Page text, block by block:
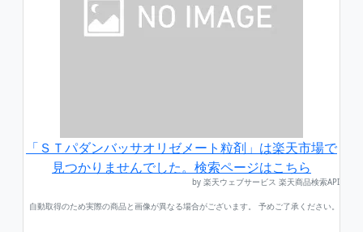
「ＳＴパダンバッサオリゼメート粒剤」は楽天市場で
見つかりませんでした。検索ページはこちら
by 楽天ウェブサービス 楽天商品検索API
自動取得のため実際の商品と画像が異なる場合がございます。 予めご了承ください。